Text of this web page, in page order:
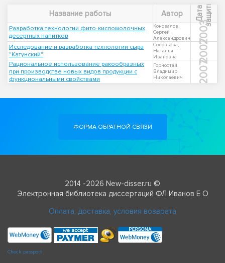
Название работы Автор Д
а
т
а
з
а
щ
и
ты
Разработка технологии фито-кисломолочных
десертных напитков
Коновалов,
Сергей
Александрович
2003
Исследование и разработка технологии сыра
"Катунский"
Соловьева,
Наталья
Ивановна
2007
Рациональное использование ракообразных
при производстве новых видов продукции с
функциональными свойствами
Горностай,
Владимир
Николаевич
2007
ФОРМА ОБРАТНОЙ СВЯЗИ
2014 -2026 New-disser.ru ©
Электронная библиотека диссертаций ФЛ Иванов Е О
Оплата, доставка, условия возврата
Check passport